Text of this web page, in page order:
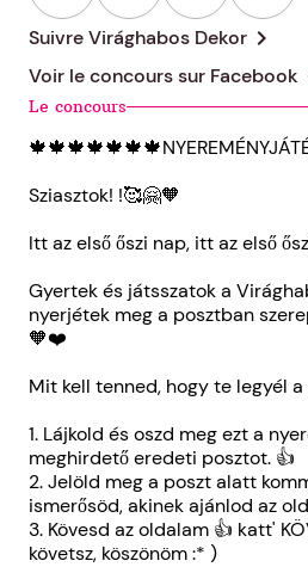
Suivre Virághabos Dekor chevron_right
Voir le concours sur Facebook
Le concours
Sziasztok! !🥰🤗🧡
Itt az első őszi nap, itt az első
Gyertek és játsszatok a
nyerjétek meg a posztban
🧡❤️
Mit kell tenned, hogy te legyél
1. Lájkold és oszd meg ezt a
meghirdető eredeti posztot. 👍
2. Jelöld meg a poszt alatt
ismerősöd, akinek ajánlod az
3. Kövesd az oldalam 👍 katt'
követsz, köszönöm :* )